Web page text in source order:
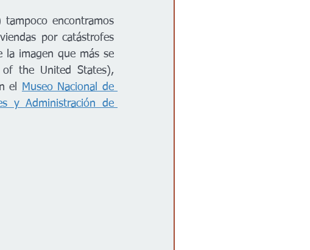
tampoco encontramos
por catástrofes
la imagen que más se
of the United States),
el
Museo Nacional de
y Administración de